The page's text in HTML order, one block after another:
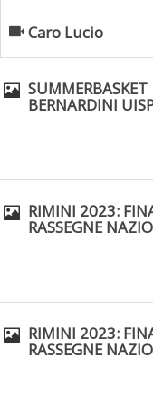
Tiziano Pesce a
Caro Lucio
BERNARDINI
RIMINI 2023:
RASSEGNE
RIMINI 2023:
RASSEGNE